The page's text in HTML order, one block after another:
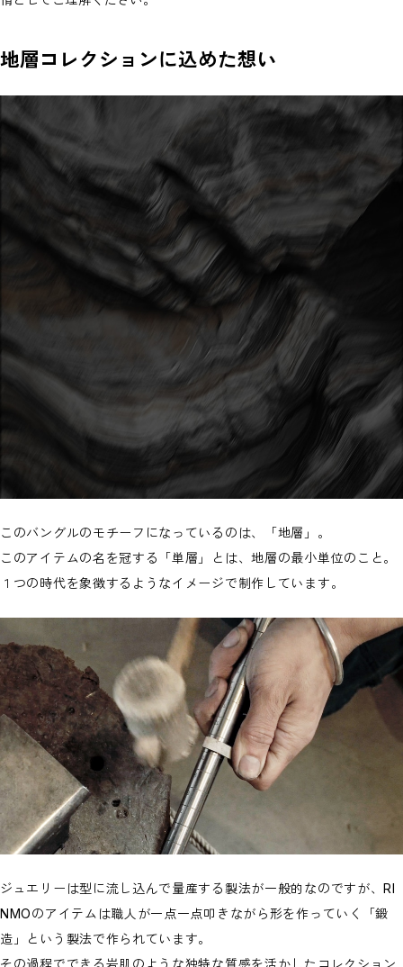
地層コレクションに込めた想い
このバングルのモチーフになっているのは、「地層」。
このアイテムの名を冠する「単層」とは、地層の最小単位のこと。
１つの時代を象徴するようなイメージで制作しています。
ジュエリーは型に流し込んで量産する製法が一般的なのですが、RI
NMOのアイテムは職人が一点一点叩きながら形を作っていく「鍛
造」という製法で作られています。
その過程でできる岩肌のような独特な質感を活かしたコレクション